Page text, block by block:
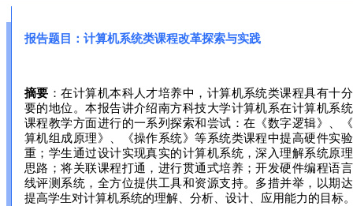
报告题目：计算机系统类课程改革探索与实践
摘要 ：在计算机本科人才培养中，计算机系统类课程具有十
要的地位。本报告讲介绍南方科技大学计算机系在计算机系
课程教学方面进行的一系列探索和尝试：在《数字逻辑》、
算机组成原理》、《操作系统》等系统类课程中提高硬件实
重；学生通过设计实现真实的计算机系统，深入理解系统原
思路；将关联课程打通，进行贯通式培养；开发硬件编程语
线评测系统，全方位提供工具和资源支持。多措并举，以期
提高学生对计算机系统的理解、分析、设计、应用能力的目标